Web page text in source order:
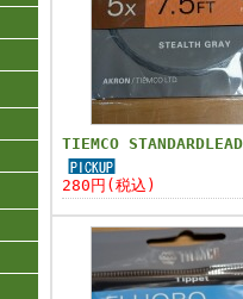
TIEMCO
280円(税込)